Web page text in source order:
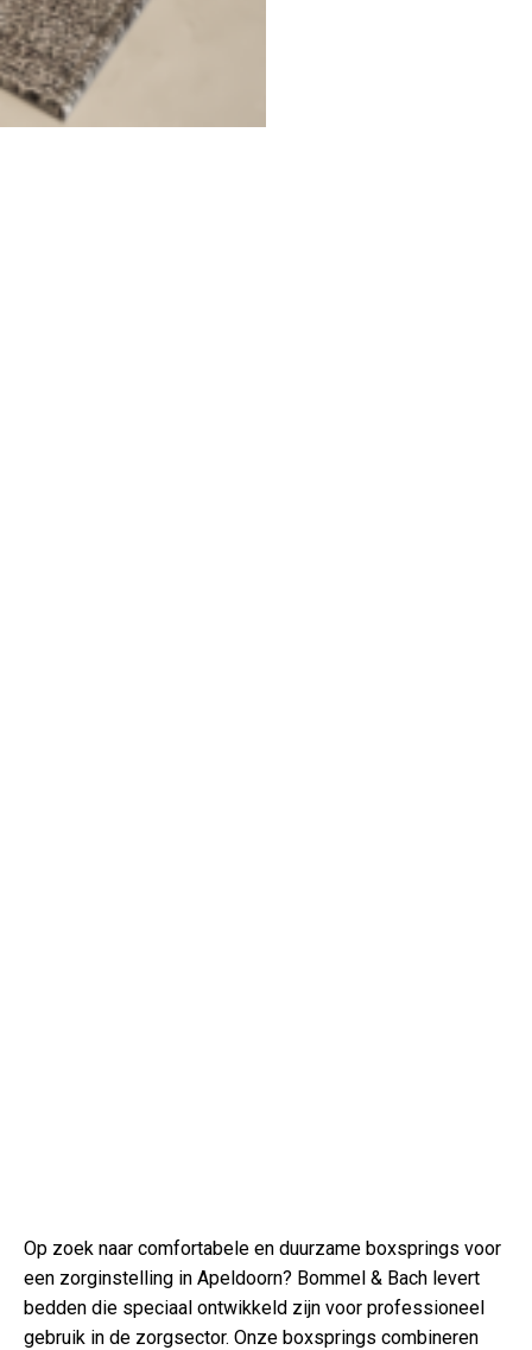
Op zoek naar comfortabele en duurzame boxsprings voor
een zorginstelling in Apeldoorn? Bommel & Bach levert
bedden die speciaal ontwikkeld zijn voor professioneel
gebruik in de zorgsector. Onze boxsprings combineren